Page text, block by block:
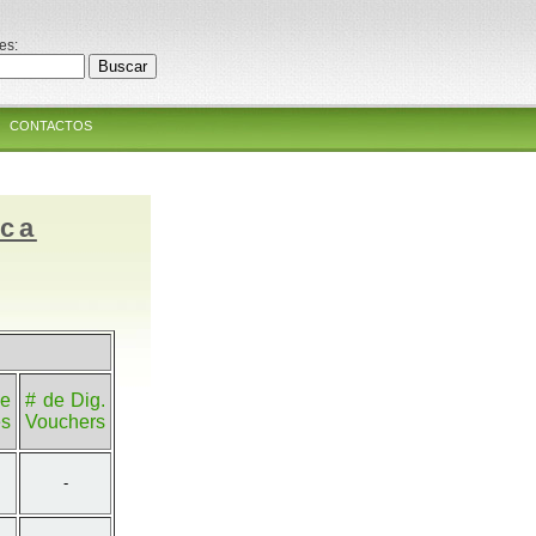
CONTACTOS
# de Dig.
Vouchers
-